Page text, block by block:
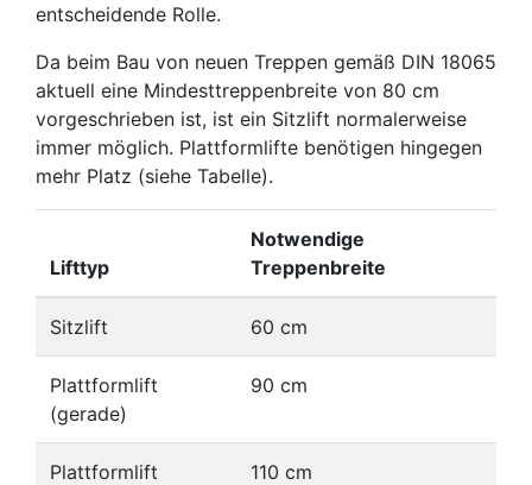
entscheidende Rolle.
Da beim Bau von neuen Treppen gemäß DIN 18065
aktuell eine Mindesttreppenbreite von 80 cm
vorgeschrieben ist, ist ein Sitzlift normalerweise
immer möglich. Plattformlifte benötigen hingegen
mehr Platz (siehe Tabelle).
Lifttyp
Notwendige
Treppenbreite
Sitzlift 60 cm
Plattformlift
(gerade)
90 cm
Plattformlift
110 cm